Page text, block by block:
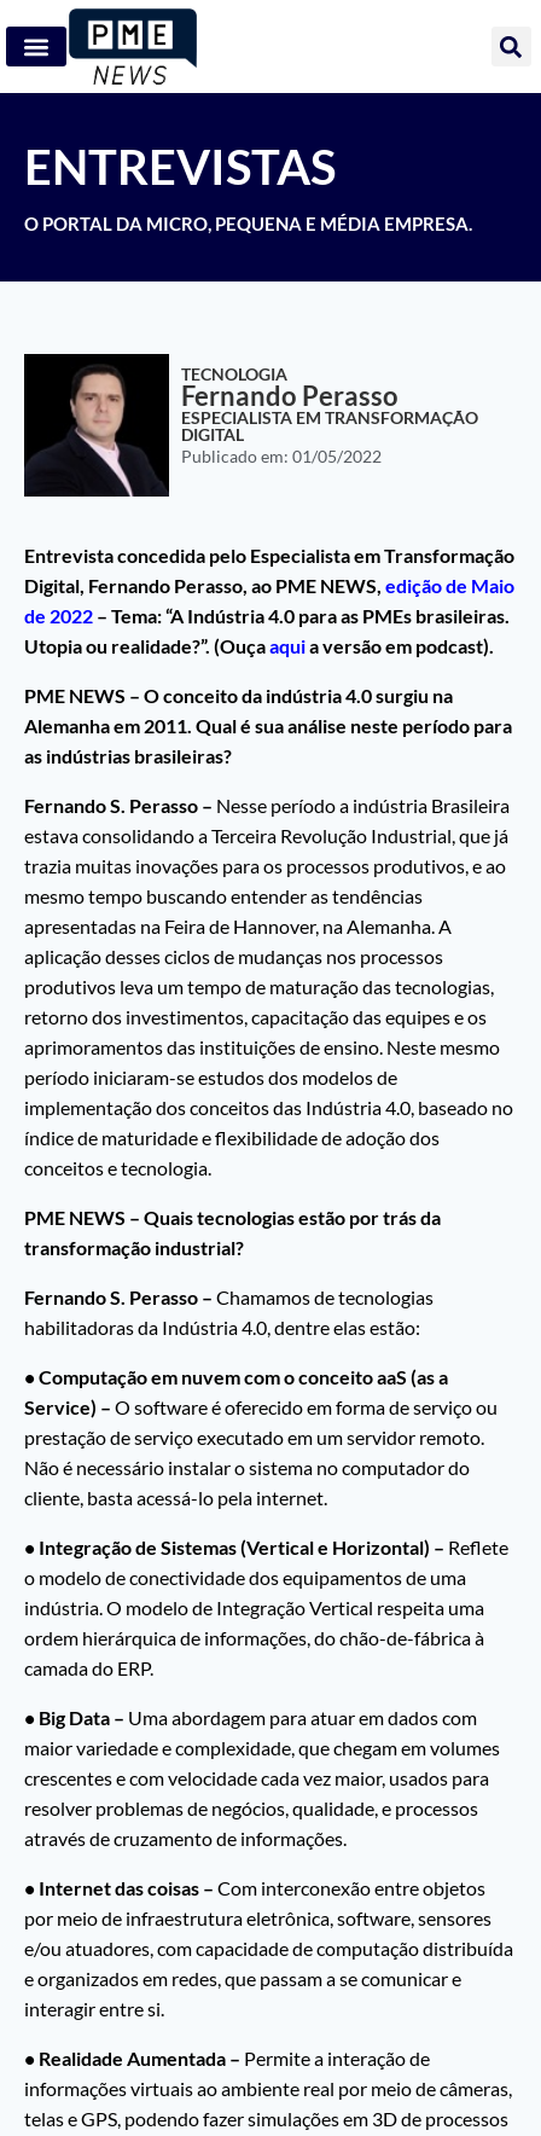
ENTREVISTAS
O PORTAL DA MICRO, PEQUENA E MÉDIA EMPRESA.
TECNOLOGIA
Fernando Perasso
ESPECIALISTA EM TRANSFORMAÇÃO
DIGITAL
Publicado em: 01/05/2022
Entrevista concedida pelo Especialista em Transformação
Digital, Fernando Perasso, ao PME NEWS, edição de Maio
de 2022 – Tema: “A Indústria 4.0 para as PMEs brasileiras.
Utopia ou realidade?”. (Ouçaaquia versão em podcast).
PME NEWS – O conceito da indústria 4.0 surgiu na
Alemanha em 2011. Qual é sua análise neste período para
as indústrias brasileiras?
Fernando S. Perasso – Nesse período a indústria Brasileira
estava consolidando a Terceira Revolução Industrial, que já
trazia muitas inovações para os processos produtivos, e ao
mesmo tempo buscando entender as tendências
apresentadas na Feira de Hannover, na Alemanha. A
aplicação desses ciclos de mudanças nos processos
produtivos leva um tempo de maturação das tecnologias,
retorno dos investimentos, capacitação das equipes e os
aprimoramentos das instituições de ensino. Neste mesmo
período iniciaram-se estudos dos modelos de
implementação dos conceitos das Indústria 4.0, baseado no
índice de maturidade e flexibilidade de adoção dos
conceitos e tecnologia.
PME NEWS – Quais tecnologias estão por trás da
transformação industrial?
Fernando S. Perasso – Chamamos de tecnologias
habilitadoras da Indústria 4.0, dentre elas estão:
• Computação em nuvem com o conceito aaS (as a
Service) – O software é oferecido em forma de serviço ou
prestação de serviço executado em um servidor remoto.
Não é necessário instalar o sistema no computador do
cliente, basta acessá-lo pela internet.
• Integração de Sistemas (Vertical e Horizontal) – Reflete
o modelo de conectividade dos equipamentos de uma
indústria. O modelo de Integração Vertical respeita uma
ordem hierárquica de informações, do chão-de-fábrica à
camada do ERP.
• Big Data – Uma abordagem para atuar em dados com
maior variedade e complexidade, que chegam em volumes
crescentes e com velocidade cada vez maior, usados para
resolver problemas de negócios, qualidade, e processos
através de cruzamento de informações.
• Internet das coisas – Com interconexão entre objetos
por meio de infraestrutura eletrônica, software, sensores
e/ou atuadores, com capacidade de computação distribuída
e organizados em redes, que passam a se comunicar e
interagir entre si.
• Realidade Aumentada – Permite a interação de
informações virtuais ao ambiente real por meio de câmeras,
telas e GPS, podendo fazer simulações em 3D de processos